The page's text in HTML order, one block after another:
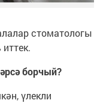
стоматологы
борчый?
үлекли